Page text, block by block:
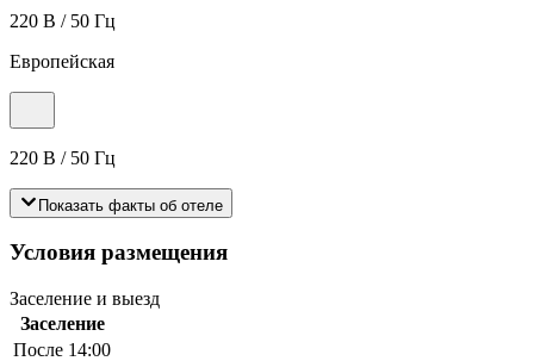
220 В / 50 Гц
Европейская
220 В / 50 Гц
Показать факты об отеле
Условия размещения
Заселение и выезд
Заселение
После 14:00